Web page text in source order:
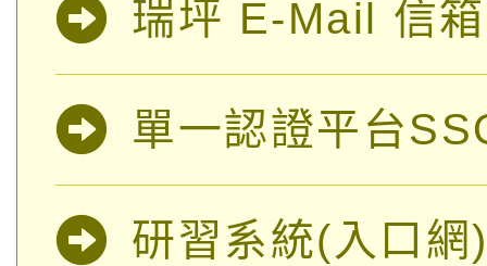
瑞坪 E-Mail 信箱
單一認證平台
研習系統(入口網